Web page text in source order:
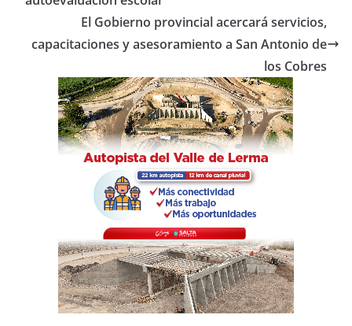
o
k
p
p
tir
El Gobierno provincial acercará servicios,
capacitaciones y asesoramiento a San Antonio de
los Cobres